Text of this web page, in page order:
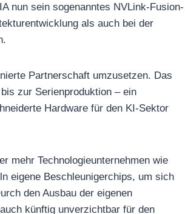
nun sein sogenanntes NVLink-Fusion-
als auch bei der
Partnerschaft umzusetzen. Das
zur Serienproduktion – ein
Hardware für den KI-Sektor
mehr Technologieunternehmen wie
eigene Beschleunigerchips, um sich
den Ausbau der eigenen
künftig unverzichtbar für den